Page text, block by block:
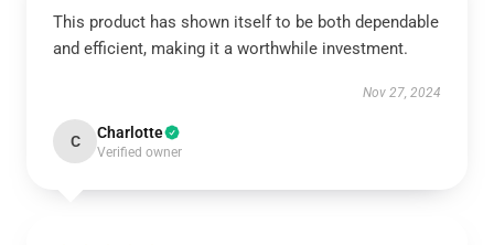
This product has shown itself to be both dependable
and efficient, making it a worthwhile investment.
Nov 27, 2024
C Charlotte
Verified owner